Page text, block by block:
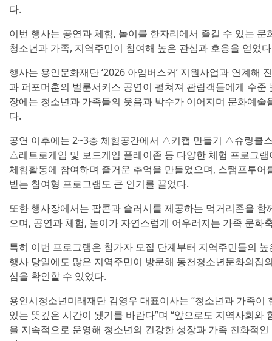
다.
이번 행사는 공연과 체험, 놀이를 한자리에서 즐길 수 있는
청소년과 가족, 지역주민이 참여해 높은 관심과 호응을 얻었
행사는 용인문화재단 ‘2026 아임버스커’ 지원사업과 연계해
과 퍼포머훈의 벌룬서커스 공연이 펼쳐져 관람객들에게 수
장에는 청소년과 가족들의 웃음과 박수가 이어지며 문화예
다.
공연 이후에는 2~3층 체험공간에서 △키캡 만들기 △슈링클
△레트로게임 및 보드게임 플레이존 등 다양한 체험 프로그
체험활동에 참여하며 즐거운 추억을 만들었으며, 스탬프투
받는 참여형 프로그램도 큰 인기를 끌었다.
또한 행사장에서는 팝콘과 슬러시를 제공하는 먹거리존을
으며, 공연과 체험, 놀이가 자연스럽게 어우러지는 가족 문화
특히 이번 프로그램은 참가자 모집 단계부터 지역주민들의
행사 당일에도 많은 지역주민이 방문해 동천청소년문화의집
심을 확인할 수 있었다.
용인시청소년미래재단 김영우 대표이사는 “청소년과 가족이
있는 뜻깊은 시간이 됐기를 바란다”며 “앞으로도 지역사회와
을 지속적으로 운영해 청소년의 건강한 성장과 가족 친화적